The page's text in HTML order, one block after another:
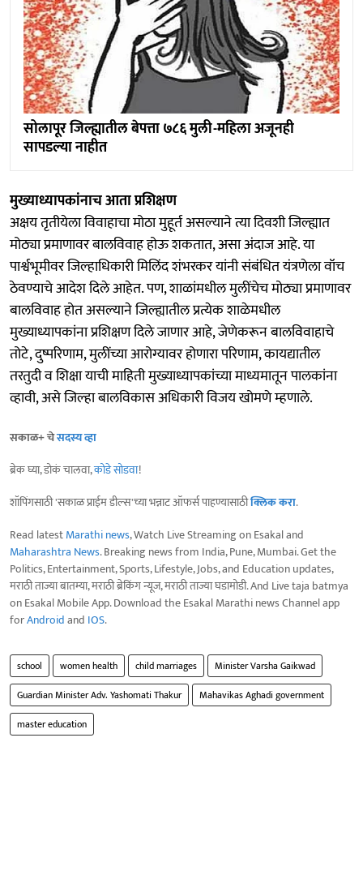
सोलापूर जिल्ह्यातील बेपत्ता ७८६ मुली-महिला अजूनही
सापडल्या नाहीत
मुख्याध्यापकांनाच आता प्रशिक्षण
अक्षय तृतीयेला विवाहाचा मोठा मुहूर्त असल्याने त्या दिवशी जिल्ह्यात
मोठ्या प्रमाणावर बालविवाह होऊ शकतात, असा अंदाज आहे. या
पार्श्वभूमीवर जिल्हाधिकारी मिलिंद शंभरकर यांनी संबंधित यंत्रणेला वॉच
ठेवण्याचे आदेश दिले आहेत. पण, शाळांमधील मुलींचेच मोठ्या प्रमाणावर
बालविवाह होत असल्याने जिल्ह्यातील प्रत्येक शाळेमधील
मुख्याध्यापकांना प्रशिक्षण दिले जाणार आहे, जेणेकरून बालविवाहाचे
तोटे, दुष्परिणाम, मुलींच्या आरोग्यावर होणारा परिणाम, कायद्यातील
तरतुदी व शिक्षा याची माहिती मुख्याध्यापकांच्या माध्यमातून पालकांना
व्हावी, असे जिल्हा बालविकास अधिकारी विजय खोमणे म्हणाले.
सकाळ+ चेसदस्य व्हा
ब्रेक घ्या, डोकं चालवा,कोडे सोडवा!
शॉपिंगसाठी 'सकाळ प्राईम डील्स'च्या भन्नाट ऑफर्स पाहण्यासाठीक्लिक करा.
Read latestMarathi news, Watch Live Streaming on Esakal and
Maharashtra News. Breaking news from India, Pune, Mumbai. Get the
Politics, Entertainment, Sports, Lifestyle, Jobs, and Education updates,
मराठी ताज्या बातम्या, मराठी ब्रेकिंग न्यूज, मराठी ताज्या घडामोडी. And Live taja batmya
on Esakal Mobile App. Download the Esakal Marathi news Channel app
forAndroidand IOS.
school women health child marriages
Minister Varsha Gaikwad
Guardian Minister Adv. Yashomati Thakur
Mahavikas Aghadi government
master education